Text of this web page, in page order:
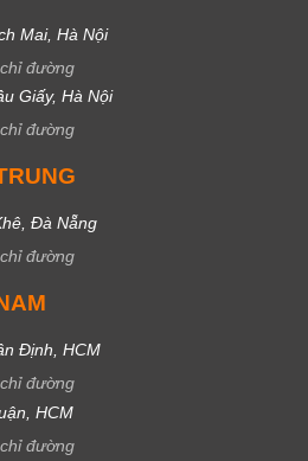
Mai, Hà Nội
chỉ đường
Giấy, Hà Nội
chỉ đường
Đà Nẵng
chỉ đường
Định, HCM
chỉ đường
HCM
chỉ đường